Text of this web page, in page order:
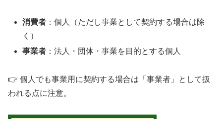
消費者 ：個人（ただし事業として契約する場合は除
く）
事業者 ：法人・団体・事業を目的とする個人
👉 個人でも事業用に契約する場合は「事業者」として扱
われる点に注意。